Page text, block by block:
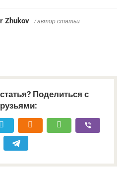
Zhukov / автор статьи
Поделиться с